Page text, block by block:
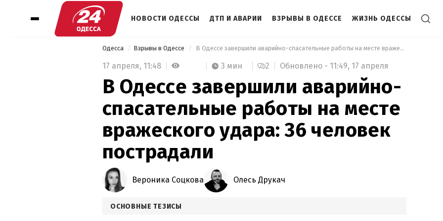
НОВОСТИ ОДЕССЫ ДТП И АВАРИИ ВЗРЫВЫ В ОДЕССЕ ЖИЗНЬ ОДЕССЫ
Одесса Взрывы в Одессе В Одессе завершили аварийно-спасательные работы на месте вражеского удара: 36 человек пострадали
17 апреля, 11:48 3 мин 2 Обновлено - 11:49, 17 апреля
В Одессе завершили аварийно-
спасательные работы на месте
вражеского удара: 36 человек
пострадали
Вероника Соцкова Олесь Друкач
ОСНОВНЫЕ ТЕЗИСЫ